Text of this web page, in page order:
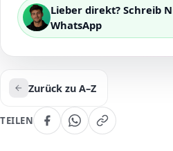
Lieber direkt? Schreib
WhatsApp
Zurück zu A–Z
TEILEN